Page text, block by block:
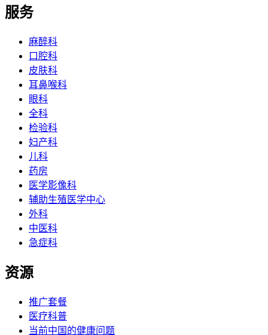
服务
麻醉科
口腔科
皮肤科
耳鼻喉科
眼科
全科
检验科
妇产科
儿科
药房
医学影像科
辅助生殖医学中心
外科
中医科
急症科
资源
推广套餐
医疗科普
当前中国的健康问题